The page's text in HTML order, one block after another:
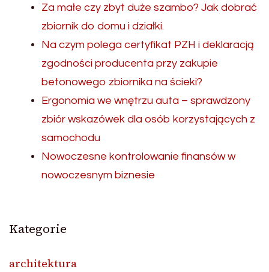
Za małe czy zbyt duże szambo? Jak dobrać
zbiornik do domu i działki.
Na czym polega certyfikat PZH i deklaracją
zgodności producenta przy zakupie
betonowego zbiornika na ścieki?
Ergonomia we wnętrzu auta – sprawdzony
zbiór wskazówek dla osób korzystających z
samochodu
Nowoczesne kontrolowanie finansów w
nowoczesnym biznesie
Kategorie
architektura